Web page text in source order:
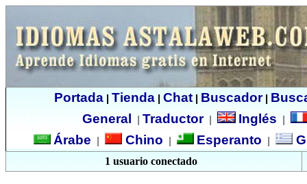
Portada| Tienda| Chat| Buscador|
General
Traductor| Inglés
Árabe Chino Esperanto
1 usuario conectado